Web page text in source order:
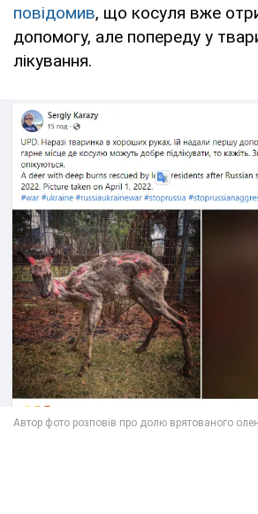
повідомив, що косуля вже
допомогу, але попереду у
лікування.